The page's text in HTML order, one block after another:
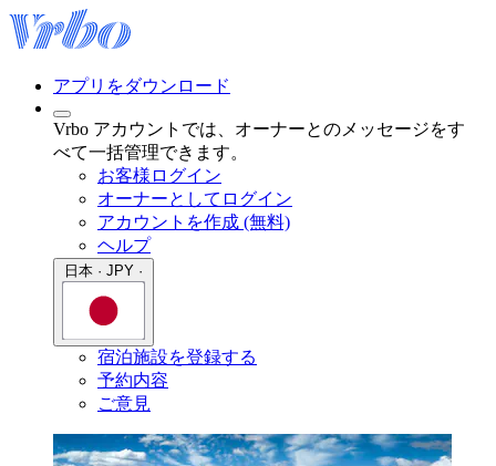
アプリをダウンロード
Vrbo アカウントでは、オーナーとのメッセージをす
べて一括管理できます。
お客様ログイン
オーナーとしてログイン
アカウントを作成 (無料)
ヘルプ
宿泊施設を登録する
予約内容
ご意見